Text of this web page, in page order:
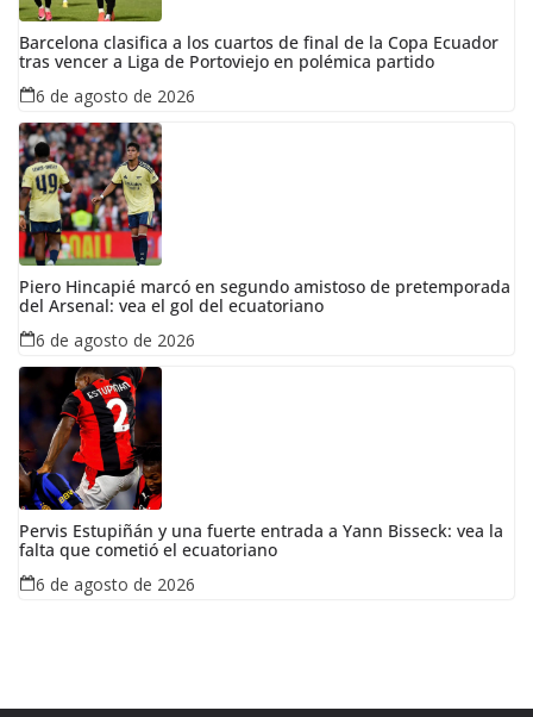
Barcelona clasifica a los cuartos de final de la Copa Ecuador
tras vencer a Liga de Portoviejo en polémica partido
6 de agosto de 2026
Piero Hincapié marcó en segundo amistoso de pretemporada
del Arsenal: vea el gol del ecuatoriano
6 de agosto de 2026
Pervis Estupiñán y una fuerte entrada a Yann Bisseck: vea la
falta que cometió el ecuatoriano
6 de agosto de 2026